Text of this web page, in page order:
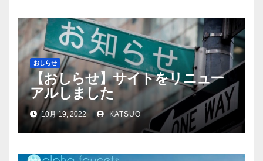
おしらせ
【おしらせ】サイトをリニュー
アルしました
10月 19, 2022 KATSUO